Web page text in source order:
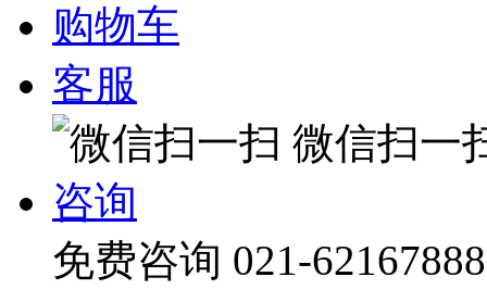
购物车
客服
微信扫一
咨询
免费咨询 021-62167888